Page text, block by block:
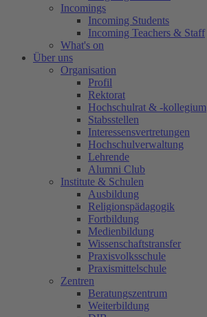
Incomings
Incoming Students
Incoming Teachers & Staff
What's on
Über uns
Organisation
Profil
Rektorat
Hochschulrat & -kollegium
Stabsstellen
Interessensvertretungen
Hochschulverwaltung
Lehrende
Alumni Club
Institute & Schulen
Ausbildung
Religionspädagogik
Fortbildung
Medienbildung
Wissenschaftstransfer
Praxisvolksschule
Praxismittelschule
Zentren
Beratungszentrum
Weiterbildung